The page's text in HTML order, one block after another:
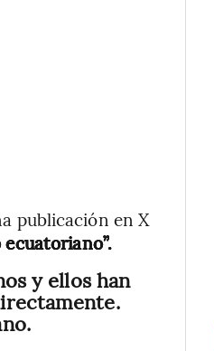
publicación en X
y ellos han